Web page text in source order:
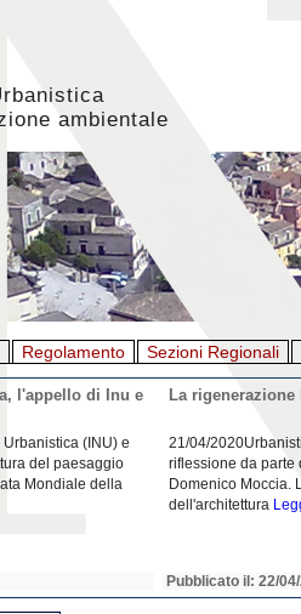
ambientale
Regolamento Sezioni Regionali
l'appello di Inu e
(INU) e
del paesaggio
Mondiale della
La
21/04/
riflessione da parte
Domenico Moccia.
dell'architettura
Pubblicato il: 22/